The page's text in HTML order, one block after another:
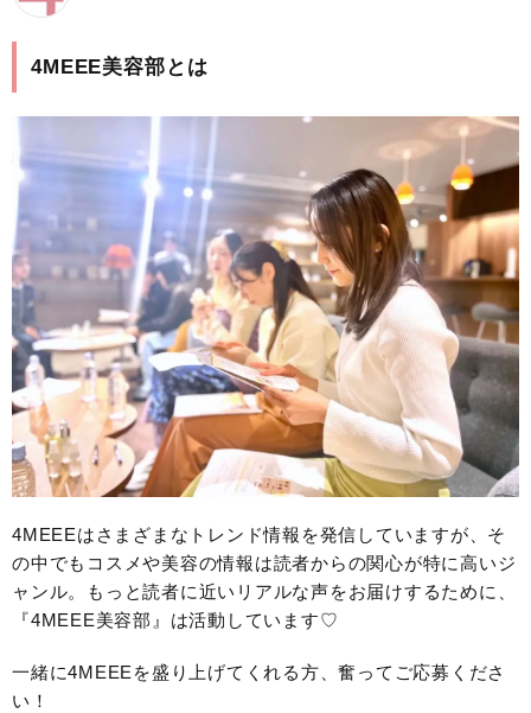
4MEEE美容部とは
4MEEEはさまざまなトレンド情報を発信していますが、そ
の中でもコスメや美容の情報は読者からの関心が特に高いジ
ャンル。もっと読者に近いリアルな声をお届けするために、
『4MEEE美容部』は活動しています♡
一緒に4MEEEを盛り上げてくれる方、奮ってご応募くださ
い！